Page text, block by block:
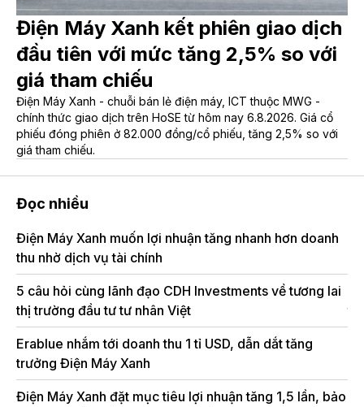
Điện Máy Xanh kết phiên giao dịch
đầu tiên với mức tăng 2,5% so với
giá tham chiếu
Điện Máy Xanh - chuỗi bán lẻ điện máy, ICT thuộc MWG -
chính thức giao dịch trên HoSE từ hôm nay 6.8.2026. Giá cổ
phiếu đóng phiên ở 82.000 đồng/cổ phiếu, tăng 2,5% so với
giá tham chiếu.
Đọc nhiều
Điện Máy Xanh muốn lợi nhuận tăng nhanh hơn doanh
thu nhờ dịch vụ tài chính
5 câu hỏi cùng lãnh đạo CDH Investments về tương lai
thị trường đầu tư tư nhân Việt
Erablue nhắm tới doanh thu 1 tỉ USD, dẫn dắt tăng
trưởng Điện Máy Xanh
Điện Máy Xanh đặt mục tiêu lợi nhuận tăng 1,5 lần, bảo